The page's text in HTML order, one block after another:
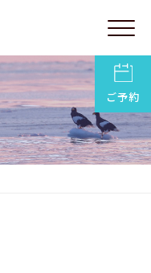
ご予約